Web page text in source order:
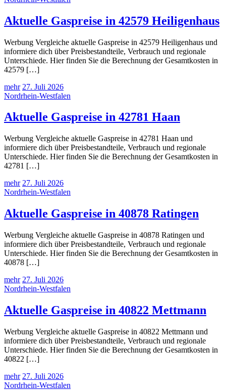
Aktuelle Gaspreise in 42579 Heiligenhaus
Werbung Vergleiche aktuelle Gaspreise in 42579 Heiligenhaus und
informiere dich über Preisbestandteile, Verbrauch und regionale
Unterschiede. Hier finden Sie die Berechnung der Gesamtkosten in
42579 […]
mehr 27. Juli 2026
Nordrhein-Westfalen
Aktuelle Gaspreise in 42781 Haan
Werbung Vergleiche aktuelle Gaspreise in 42781 Haan und
informiere dich über Preisbestandteile, Verbrauch und regionale
Unterschiede. Hier finden Sie die Berechnung der Gesamtkosten in
42781 […]
mehr 27. Juli 2026
Nordrhein-Westfalen
Aktuelle Gaspreise in 40878 Ratingen
Werbung Vergleiche aktuelle Gaspreise in 40878 Ratingen und
informiere dich über Preisbestandteile, Verbrauch und regionale
Unterschiede. Hier finden Sie die Berechnung der Gesamtkosten in
40878 […]
mehr 27. Juli 2026
Nordrhein-Westfalen
Aktuelle Gaspreise in 40822 Mettmann
Werbung Vergleiche aktuelle Gaspreise in 40822 Mettmann und
informiere dich über Preisbestandteile, Verbrauch und regionale
Unterschiede. Hier finden Sie die Berechnung der Gesamtkosten in
40822 […]
mehr 27. Juli 2026
Nordrhein-Westfalen